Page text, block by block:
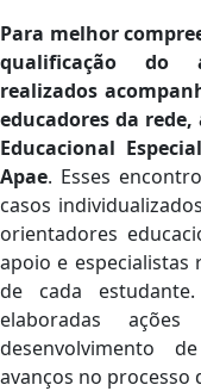
Para melhor
qualificação do
realizados
educadores da
Educacional
Apae. Esses
casos
orientadores
apoio e especialistas
de cada
elaboradas
desenvolvimento
avanços no processo